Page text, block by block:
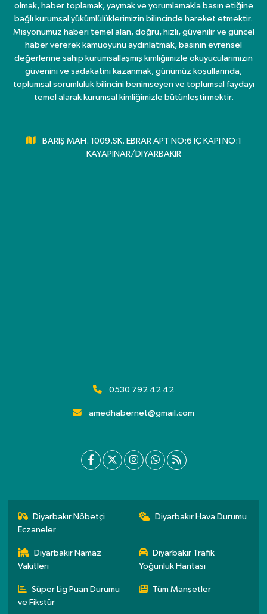
olmak, haber toplamak, yaymak ve yorumlamakla basın etiğine
bağlı kurumsal yükümlülüklerimizin bilincinde hareket etmektir.
Misyonumuz haberi temel alan, doğru, hızlı, güvenilir ve güncel
haber vererek kamuoyunu aydınlatmak, basının evrensel
değerlerine sahip kurumsallaşmış kimliğimizle okuyucularımızın
güvenini ve sadakatini kazanmak, günümüz koşullarında,
toplumsal sorumluluk bilincini benimseyen ve toplumsal faydayı
temel alarak kurumsal kimliğimizle bütünleştirmektir.
BARIŞ MAH. 1009.SK. EBRAR APT NO:6 İÇ KAPI NO:1
KAYAPINAR/DİYARBAKIR
0530 792 42 42
amedhabernet@gmail.com
Diyarbakır Nöbetçi
Eczaneler
Diyarbakır Hava Durumu
Diyarbakır Namaz
Vakitleri
Diyarbakır Trafik
Yoğunluk Haritası
Süper Lig Puan Durumu
ve Fikstür
Tüm Manşetler